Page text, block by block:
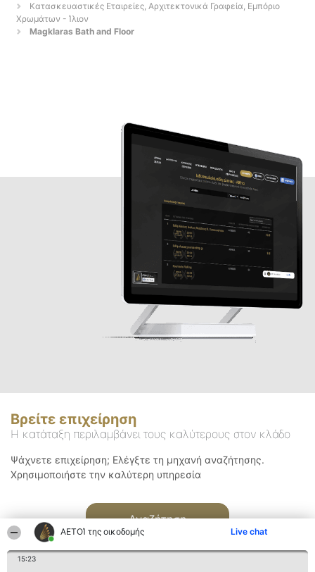
ΑΕΤΟΊ της οικοδομής Live chat
15:23
Κατασκευαστικές Εταιρείες, Αρχιτεκτονικά Γραφεία, Εμπόριο
Χρωμάτων - Ίλιον
Magklaras Bath and Floor
Βρείτε επιχείρηση
Η κατάταξη περιλαμβάνει τους καλύτερους στον κλάδο
Ψάχνετε επιχείρηση; Ελέγξτε τη μηχανή αναζήτησης.
Χρησιμοποιήστε την καλύτερη υπηρεσία
Αναζήτηση